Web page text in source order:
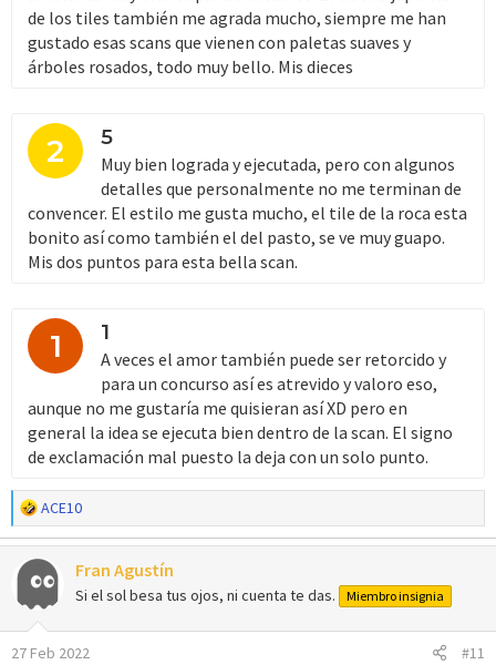
de los tiles también me agrada mucho, siempre me han
gustado esas scans que vienen con paletas suaves y
árboles rosados, todo muy bello. Mis dieces
2 5
Muy bien lograda y ejecutada, pero con algunos
detalles que personalmente no me terminan de
convencer. El estilo me gusta mucho, el tile de la roca esta
bonito así como también el del pasto, se ve muy guapo.
Mis dos puntos para esta bella scan.
1 1
A veces el amor también puede ser retorcido y
para un concurso así es atrevido y valoro eso,
aunque no me gustaría me quisieran así XD pero en
general la idea se ejecuta bien dentro de la scan. El signo
de exclamación mal puesto la deja con un solo punto.
R
e
a
c
i
o
n
ACE10
Fran Agustín
Si el sol besa tus ojos, ni cuenta te das. Miembro insignia
27 Feb 2022 #11